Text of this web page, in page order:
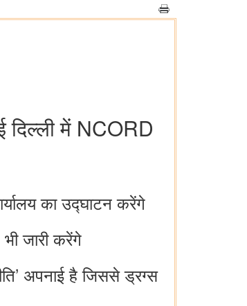
दिल्ली में NCORD
का उद्घाटन करेंगे
जारी करेंगे
अपनाई है जिससे ड्रग्स